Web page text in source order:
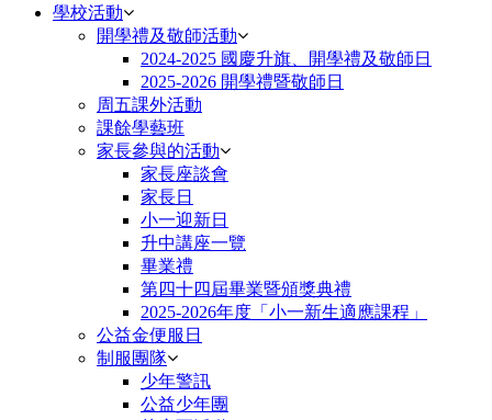
學校活動
開學禮及敬師活動
2024-2025 國慶升旗、開學禮及敬師日
2025-2026 開學禮暨敬師日
周五課外活動
課餘學藝班
家長參與的活動
家長座談會
家長日
小一迎新日
升中講座一覽
畢業禮
第四十四屆畢業暨頒獎典禮
2025-2026年度「小一新生適應課程」
公益金便服日
制服團隊
少年警訊
公益少年團